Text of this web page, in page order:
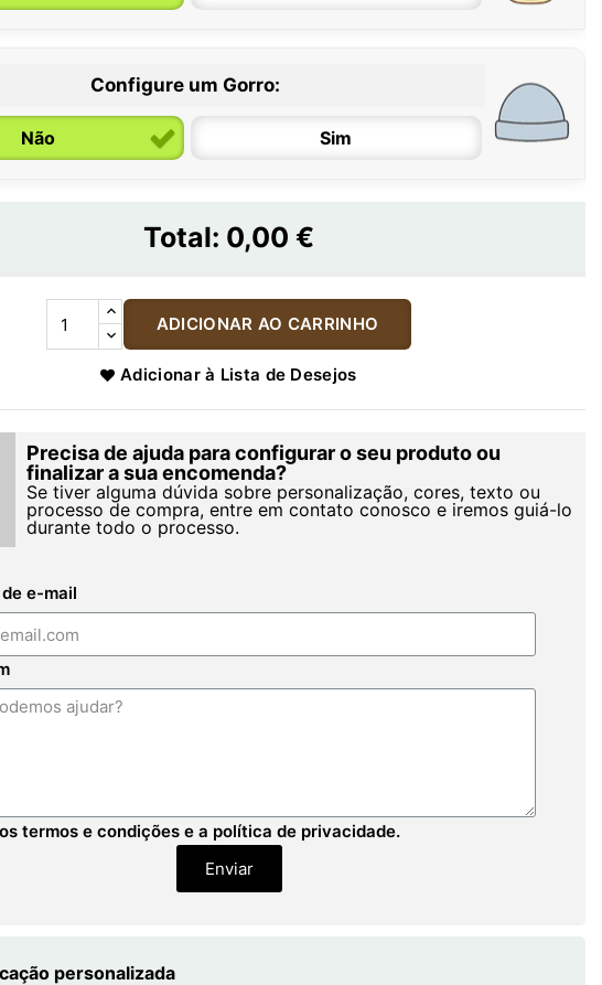
Configure um Gorro:
Não Sim
Total: 0,00 €
ADICIONAR AO CARRINHO
Adicionar à Lista de Desejos
Precisa de ajuda para configurar o seu produto ou
finalizar a sua encomenda?
Se tiver alguma dúvida sobre personalização, cores, texto ou
processo de compra, entre em contato conosco e iremos guiá-lo
durante todo o processo.
e-mail
termos e condições e a política de privacidade.
Enviar
personalizada